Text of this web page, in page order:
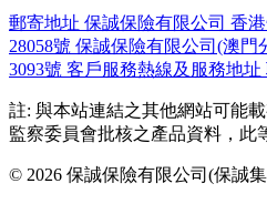
郵寄地址 保誠保險有限公司 香
28058號 保誠保險有限公司(澳門
3093號 客戶服務熱線及服務地址
註: 與本站連結之其他網站可能
監察委員會批核之產品資料，此
© 2026 保誠保險有限公司(保誠